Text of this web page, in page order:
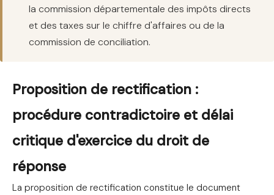
la commission départementale des impôts directs
et des taxes sur le chiffre d'affaires ou de la
commission de conciliation.
Proposition de rectification :
procédure contradictoire et délai
critique d'exercice du droit de
réponse
La proposition de rectification constitue le document